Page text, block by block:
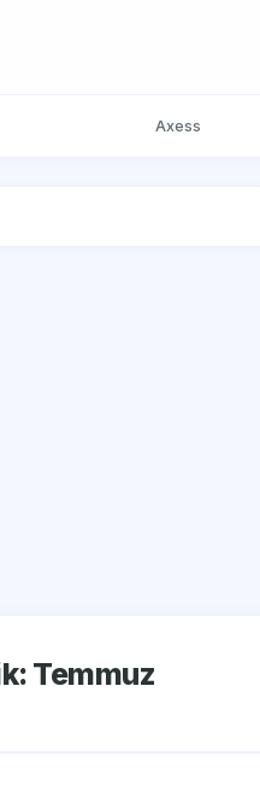
Axess
Temmuz